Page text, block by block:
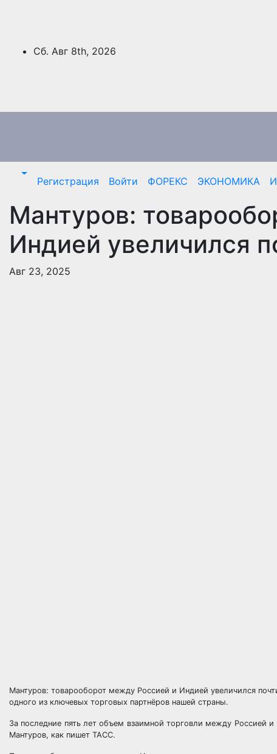
Сб. Авг 8th, 2026
Регистрация Войти ФОРЕКС ЭКОНОМИКА
Мантуров:
Индией увеличился
Авг 23, 2025
Мантуров: товарооборот между Россией и Индией увеличился
одного из ключевых торговых партнёров нашей страны.
За последние пять лет объем взаимной торговли между Россией
Мантуров, как пишет ТАСС.